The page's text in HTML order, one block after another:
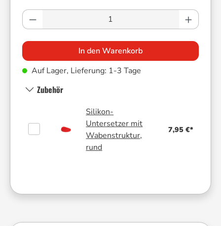
Produkt Anzahl: Gib den gewünschten
In den Warenkorb
Auf Lager, Lieferung: 1-3 Tage
Zubehör
Silikon-
Untersetzer mit
Wabenstruktur,
rund
7,95 €*